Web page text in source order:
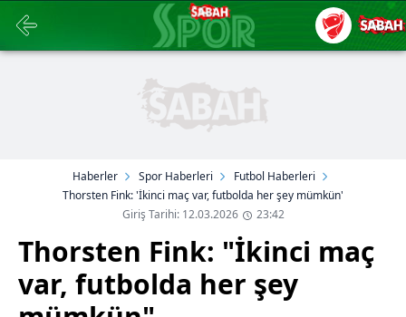
Haberler Spor Haberleri
Futbol Haberleri
Thorsten Fink: 'İkinci maç var, futbolda her şey mümkün'
Giriş Tarihi: 12.03.2026
23:42
Thorsten Fink: "İkinci maç
var, futbolda her şey